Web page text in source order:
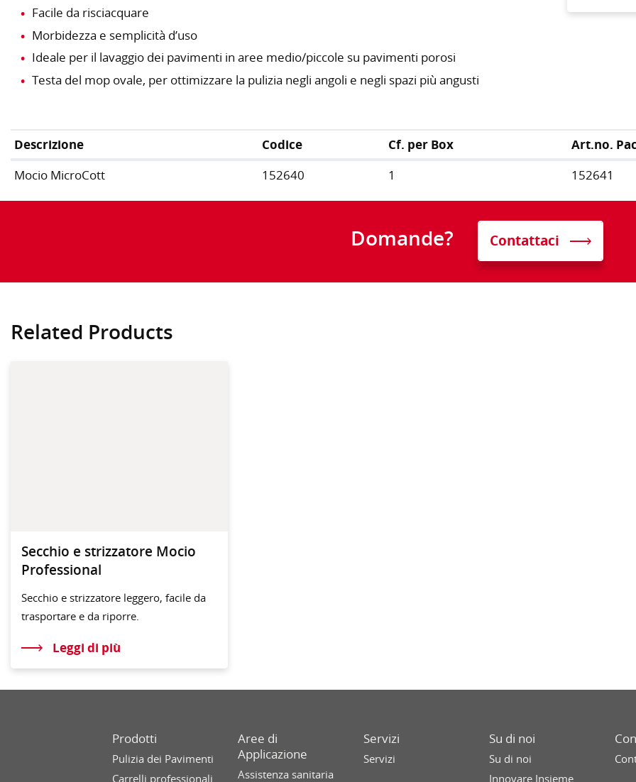
Facile da risciacquare
Morbidezza e semplicità d’uso
Ideale per il lavaggio dei pavimenti in aree medio/piccole su pavimenti porosi
Testa del mop ovale, per ottimizzare la pulizia negli angoli e negli spazi più angusti
Descrizione Codice Cf. per Box
Art.no.
Mocio MicroCott
152640 1 152641
Domande? Contattaci
Related Products
Secchio e strizzatore Mocio
Professional
Secchio e strizzatore leggero, facile da
trasportare e da riporre.
Leggi di più
Prodotti
Pulizia dei Pavimenti
Carrelli professionali
Aree di
Applicazione
Assistenza sanitaria
Servizi
Servizi
Su di noi
Su di noi
Innovare Insieme